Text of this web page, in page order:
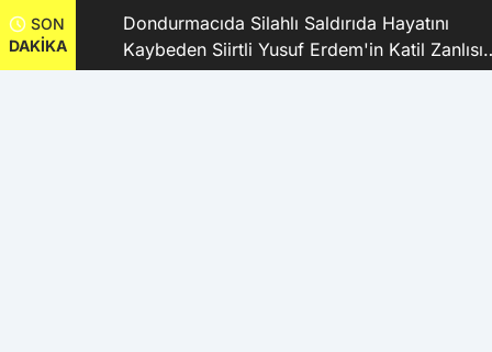
SON
DAKİKA
Dondurmacıda Silahlı Saldırıda Hayatını
Kaybeden Siirtli Yusuf Erdem'in Katil Zanlısı
ve 9 Şüpheli Tutuklandı